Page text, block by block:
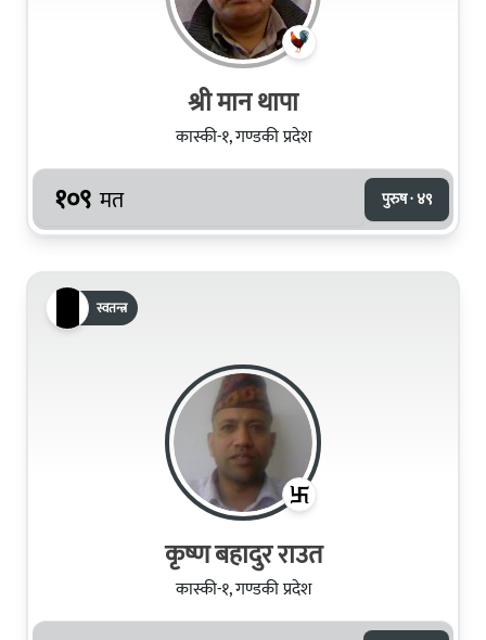
श्री मान थापा
कास्की-१, गण्डकी प्रदेश
१०९ मत पुरुष · ४९
स्वतन्त्र
कृष्ण बहादुर राउत
कास्की-१, गण्डकी प्रदेश